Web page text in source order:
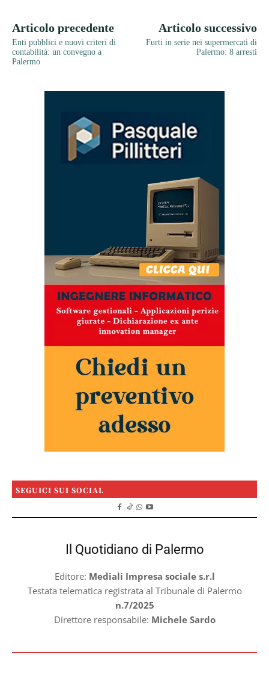
Articolo precedente
Enti pubblici e nuovi criteri di
contabilità: un convegno a
Palermo
Articolo successivo
Furti in serie nei supermercati di
Palermo: 8 arresti
SEGUICI SUI SOCIAL
Il Quotidiano di Palermo
Editore: Mediali Impresa sociale s.r.l
Testata telematica registrata al Tribunale di Palermo
n.7/2025
Direttore responsabile: Michele Sardo